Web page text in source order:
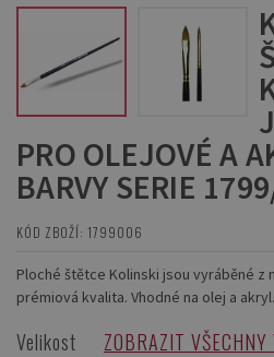
PRO OLEJOVÉ A
BARVY SERIE
KÓD ZBOŽÍ: 1799006
Ploché štětce Kolinski jsou vyráběné z
prémiová kvalita. Vhodné na olej a akryl.
Velikost ZOBRAZIT